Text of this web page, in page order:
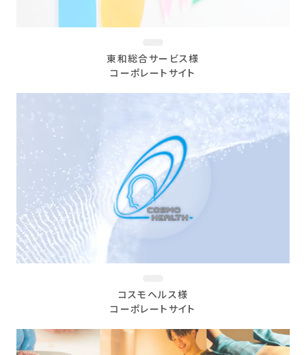
東和総合サービス様
コーポレートサイト
コスモヘルス様
コーポレートサイト